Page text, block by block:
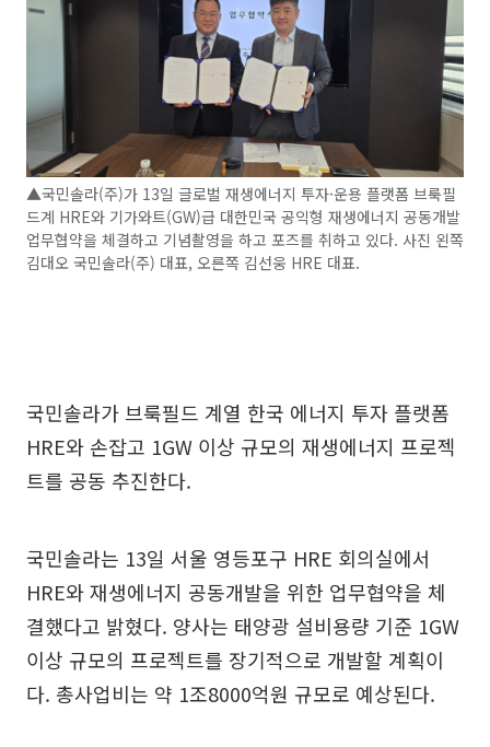
▲국민솔라(주)가 13일 글로벌 재생에너지 투자·운용 플랫폼 브룩필
드계 HRE와 기가와트(GW)급 대한민국 공익형 재생에너지 공동개발
업무협약을 체결하고 기념촬영을 하고 포즈를 취하고 있다. 사진 왼쪽
김대오 국민솔라(주) 대표, 오른쪽 김선웅 HRE 대표.
국민솔라가 브룩필드 계열 한국 에너지 투자 플랫폼
HRE와 손잡고 1GW 이상 규모의 재생에너지 프로젝
트를 공동 추진한다.
국민솔라는 13일 서울 영등포구 HRE 회의실에서
HRE와 재생에너지 공동개발을 위한 업무협약을 체
결했다고 밝혔다. 양사는 태양광 설비용량 기준 1GW
이상 규모의 프로젝트를 장기적으로 개발할 계획이
다. 총사업비는 약 1조8000억원 규모로 예상된다.